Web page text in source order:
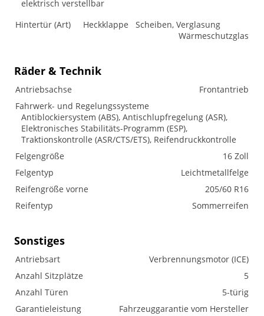
elektrisch verstellbar
Hintertür (Art)
Heckklappe
Scheiben, Verglasung
Wärmeschutzglas
Räder & Technik
Antriebsachse
Frontantrieb
Fahrwerk- und Regelungssysteme
Antiblockiersystem (ABS), Antischlupfregelung (ASR),
Elektronisches Stabilitäts-Programm (ESP),
Traktionskontrolle (ASR/CTS/ETS), Reifendruckkontrolle
Felgengröße
16 Zoll
Felgentyp
Leichtmetallfelge
Reifengröße vorne
205/60 R16
Reifentyp
Sommerreifen
Sonstiges
Antriebsart
Verbrennungsmotor (ICE)
Anzahl Sitzplätze
5
Anzahl Türen
5-türig
Garantieleistung
Fahrzeuggarantie vom Hersteller